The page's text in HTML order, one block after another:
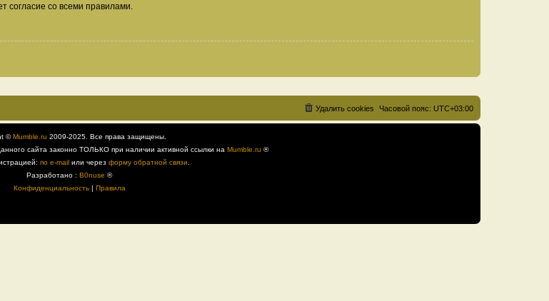
согласие со всеми правилами.
Часовой пояс: UTC+03:00
Удалить cookies
©Mumble.ru 2009-2025. Все права защищены.
сайта законно ТОЛЬКО при наличии активной ссылки на Mumble.ru ®
по e-mail или через форму обратной связи.
Разработано : B0nuse ®
Конфиденциальность| Правила